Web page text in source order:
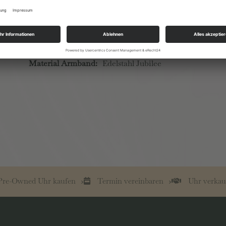
Glas:
Saphir
Zifferblatt:
Schwarz
Material Armband: Edelstahl Jubilee
Owned Uhr kaufen Termin vereinbaren Uhr